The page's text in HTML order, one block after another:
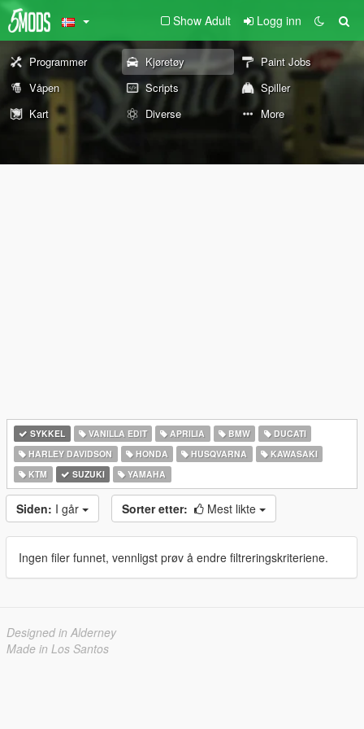
Show Adult Logg inn
Programmer Kjøretøy
Paint Jobs
Våpen
Scripts
Spiller
Kart
Diverse More
SYKKEL VANILLA EDIT APRILIA BMW
DUCATI
HARLEY DAVIDSON
HONDA HUSQVARNA
KAWASAKI
KTM
SUZUKI YAMAHA
Siden: I går Sorter etter: Mest likte
Ingen filer funnet, vennligst prøv å endre filtreringskriteriene.
Designed in Alderney
Made in Los Santos